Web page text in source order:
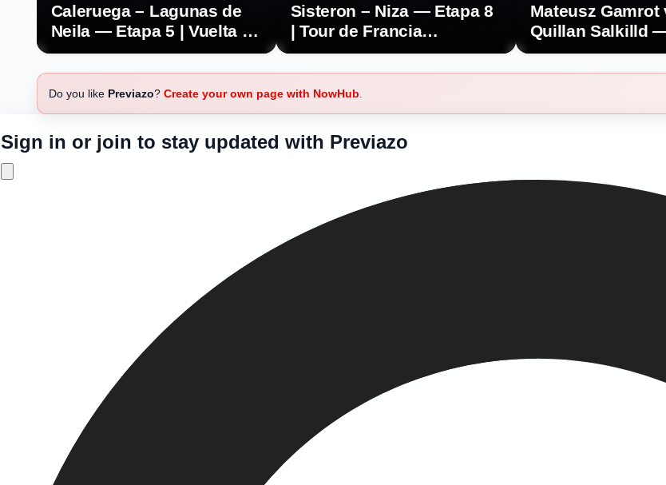
Caleruega – Lagunas de
Neila — Etapa 5 | Vuelta a
Burgos 2026
Sisteron – Niza — Etapa 8
| Tour de Francia
Femenino 2026
Mateusz Gamrot
Quillan Salkilld
principal | UFC
Do you like Previazo? Create your own page with NowHub
Sign in or join to stay updated with Previazo